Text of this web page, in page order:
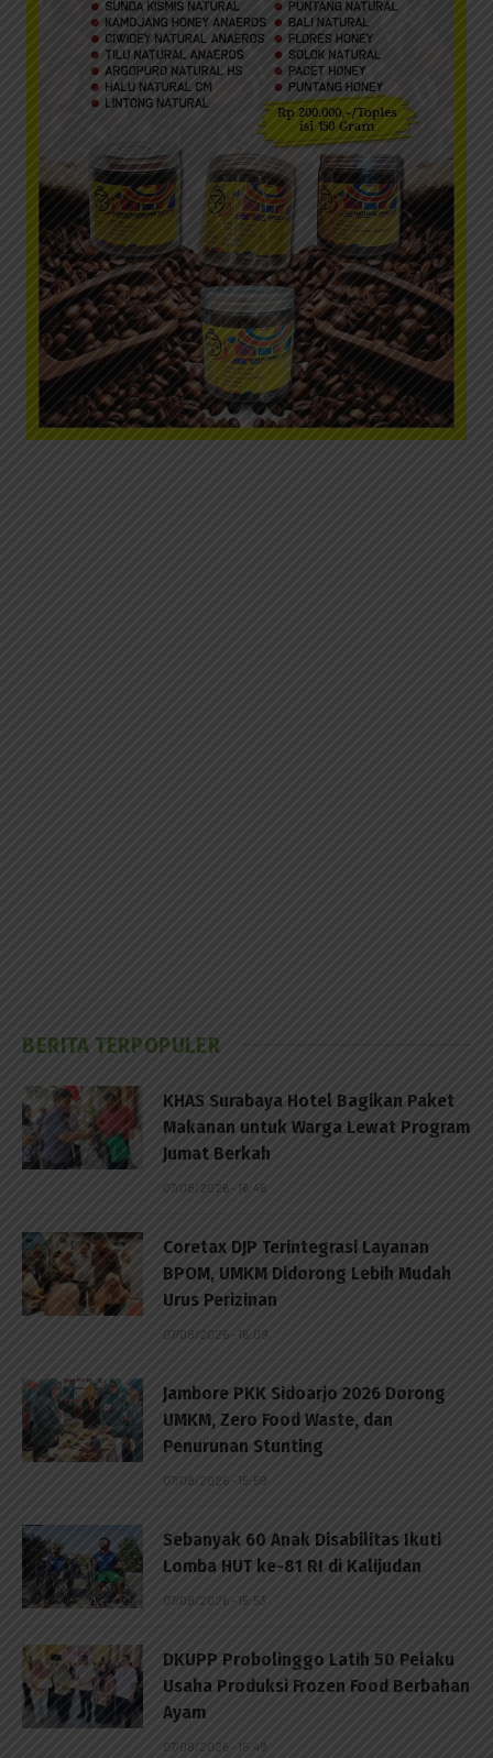
BERITA TERPOPULER
KHAS Surabaya Hotel Bagikan Paket
Makanan untuk Warga Lewat Program
Jumat Berkah
07/08/2026 - 16:46
Coretax DJP Terintegrasi Layanan
BPOM, UMKM Didorong Lebih Mudah
Urus Perizinan
07/08/2026 - 16:09
Jambore PKK Sidoarjo 2026 Dorong
UMKM, Zero Food Waste, dan
Penurunan Stunting
07/08/2026 - 15:59
Sebanyak 60 Anak Disabilitas Ikuti
Lomba HUT ke-81 RI di Kalijudan
07/08/2026 - 15:53
DKUPP Probolinggo Latih 50 Pelaku
Usaha Produksi Frozen Food Berbahan
Ayam
07/08/2026 - 15:49